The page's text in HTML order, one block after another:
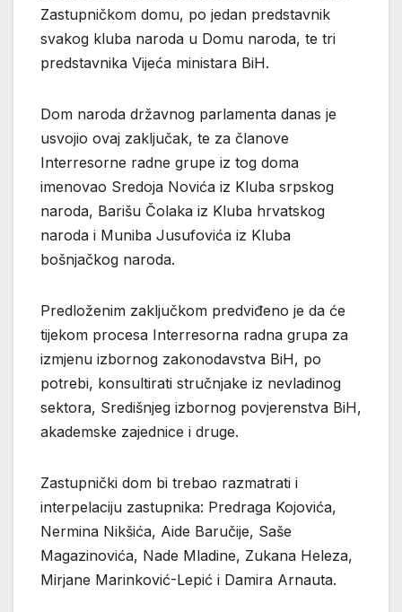
Zastupničkom domu, po jedan predstavnik
svakog kluba naroda u Domu naroda, te tri
predstavnika Vijeća ministara BiH.
Dom naroda državnog parlamenta danas je
usvojio ovaj zaključak, te za članove
Interresorne radne grupe iz tog doma
imenovao Sredoja Novića iz Kluba srpskog
naroda, Barišu Čolaka iz Kluba hrvatskog
naroda i Muniba Jusufovića iz Kluba
bošnjačkog naroda.
Predloženim zaključkom predviđeno je da će
tijekom procesa Interresorna radna grupa za
izmjenu izbornog zakonodavstva BiH, po
potrebi, konsultirati stručnjake iz nevladinog
sektora, Središnjeg izbornog povjerenstva BiH,
akademske zajednice i druge.
Zastupnički dom bi trebao razmatrati i
interpelaciju zastupnika: Predraga Kojovića,
Nermina Nikšića, Aide Baručije, Saše
Magazinovića, Nade Mladine, Zukana Heleza,
Mirjane Marinković-Lepić i Damira Arnauta.